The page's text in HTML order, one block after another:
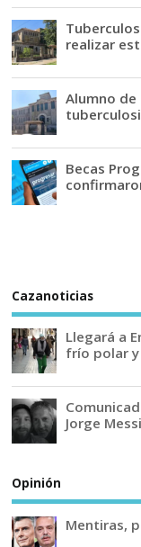
realizar
Alumno de
Becas
Cazanoticias
Llegará a
frío polar y
Jorge Messi
Opinión
Mentiras,